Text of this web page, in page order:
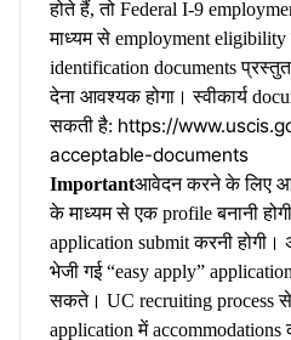
होते हैं, तो Federal I-9
माध्यम से employment eligibility
identification documents
देना आवश्यक होगा। स्वीकार्य
सकती है: https://
acceptable-documents
Importantआवेदन करने के लिए
के माध्यम से एक profile बनानी
application submit करनी होगी।
भेजी गई “easy apply”
सकते। UC recruiting process से
application में